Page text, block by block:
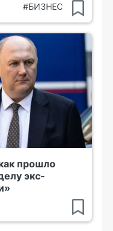
#БИЗНЕС
прошло
экс-